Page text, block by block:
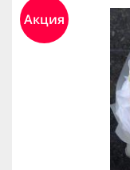
Акция